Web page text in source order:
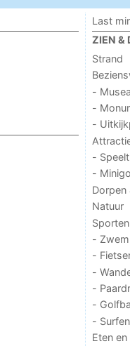
Last
ZIEN &
Strand
- Musea
-
-
-
-
Dorpen
Natuur
Sporten
-
-
-
-
-
- Surfen
Eten